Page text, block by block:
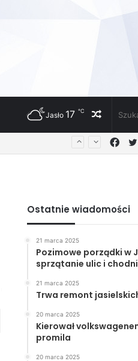
Losowy
artykuł
Jasło 17 ℃
Ostatnie wiadomości
21 marca 2025
Pozimowe porządki w
sprzątanie ulic i
21 marca 2025
Trwa remont
20 marca 2025
Kierował
promila
20 marca 2025